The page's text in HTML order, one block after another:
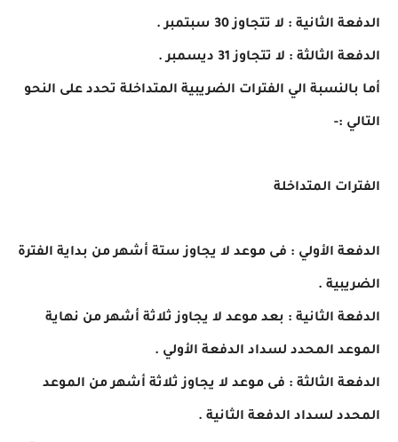
الدفعة الثانية : لا تتجاوز 30 سبتمبر .
الدفعة الثالثة : لا تتجاوز 31 ديسمبر .
أما بالنسبة الي الفترات الضريبية المتداخلة تحدد على النحو
التالي :-
الفترات المتداخلة
الدفعة الأولي : فى موعد لا يجاوز ستة أشهر من بداية الفترة
الضريبية .
الدفعة الثانية : بعد موعد لا يجاوز ثلاثة أشهر من نهاية
الموعد المحدد لسداد الدفعة الأولي .
الدفعة الثالثة : فى موعد لا يجاوز ثلاثة أشهر من الموعد
المحدد لسداد الدفعة الثانية .